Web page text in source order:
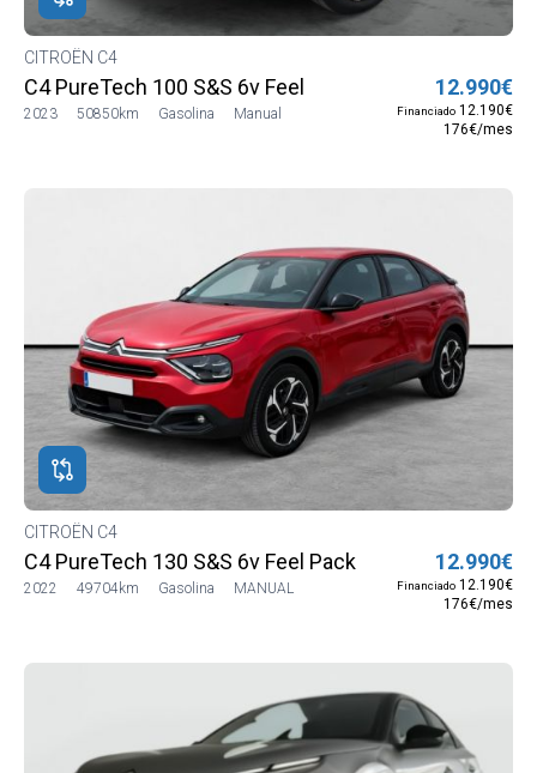
CITROËN C4
C4 PureTech 100 S&S 6v Feel
2023 50850km Gasolina Manual
12.990€
Financiado 12.190€
176€/mes
CITROËN C4
C4 PureTech 130 S&S 6v Feel Pack
2022 49704km Gasolina MANUAL
12.990€
Financiado 12.190€
176€/mes